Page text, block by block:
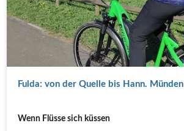
Fulda: von der Quelle bis Hann. Münden
Wenn Flüsse sich küssen